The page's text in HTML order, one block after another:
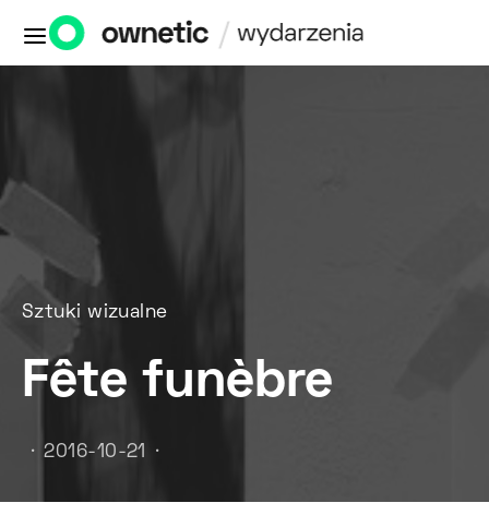
Sztuki wizualne
Fête funèbre
2016-10-21